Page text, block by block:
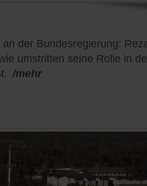
der Bundesregierung:
umstritten seine Rolle in
/mehr